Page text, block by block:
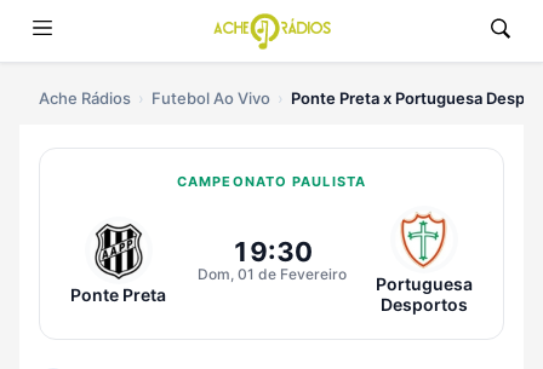
Ache Rádios Futebol Ao Vivo Ponte Preta x Portuguesa
CAMPEONATO PAULISTA
Ouvir Ponte Preta x Portuguesa
Ponte Preta
19:30
Dom, 01 de Fevereiro
Portuguesa
Desportos